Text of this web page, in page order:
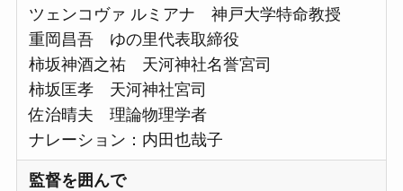
ツェンコヴァ ルミアナ 神戸大学特命教授
重岡昌吾 ゆの里代表取締役
柿坂神酒之祐 天河神社名誉宮司
柿坂匡孝 天河神社宮司
佐治晴夫 理論物理学者
ナレーション：内田也哉子
監督を囲んで